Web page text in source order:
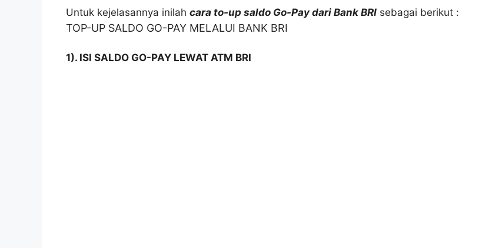
Untuk kejelasannya inilah cara to-up saldo Go-Pay dari Bank BRI sebagai berikut :
TOP-UP SALDO GO-PAY MELALUI BANK BRI
1). ISI SALDO GO-PAY LEWAT ATM BRI